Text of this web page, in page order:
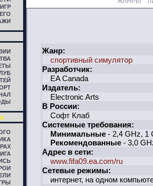
Жанр:
спортивный симулятор
Разработчик:
EA Canada
Издатель:
Electronic Arts
В России:
Софт Клаб
Системные требования:
Минимальные - 2,4 GHz, 1
Рекомендованные - 3,0
Адрес в сети:
www.fifa09.ea.com/ru
Сетевые режимы:
интернет, на одном